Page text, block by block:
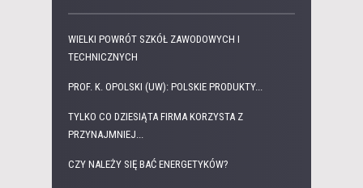
WIELKI POWRÓT SZKÓŁ ZAWODOWYCH I
TECHNICZNYCH
PROF. K. OPOLSKI (UW): POLSKIE PRODUKTY...
TYLKO CO DZIESIĄTA FIRMA KORZYSTA Z
PRZYNAJMNIEJ...
CZY NALEŻY SIĘ BAĆ ENERGETYKÓW?